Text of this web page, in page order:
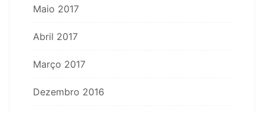
Maio 2017
Abril 2017
Março 2017
Dezembro 2016